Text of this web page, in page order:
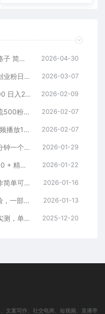
不开店也能引流！电商评论野路子 简单粗暴 有手就能做 2026-04-30
抖音破局！不封号截流玩法，创业粉日涨 200 + 实操指南 2026-03-07
2026电商引流新玩法，日引200 日入2500+ 2026-02-09
抖音一张图片，一段文案日引流500粉，新手小白，轻松上手 2026-02-07
2026年引爆流量技术，一条视频播放100W＋，无脑发，小白轻松上手 2026-02-07
最新抖音引流创业粉模板！几分钟一个视频，非常暴力，小白直接可上手操作！ 2026-01-29
别再瞎引流！一招搞定单日 500 + 精准粉，微信直接爆仓 2026-01-22
精准获客创业粉轻松变现，操作简单可放大，单日轻松3000+ 2026-01-16
2026最新AI钓鱼术:0粉丝0经验，一部手机就能开启赚钱模式 2026-01-13
私域流量密码！私域暴力玩法实测，单日 500 + 精准粉直接加满 2025-12-20
文案写作、社交电商、短视频、直播带